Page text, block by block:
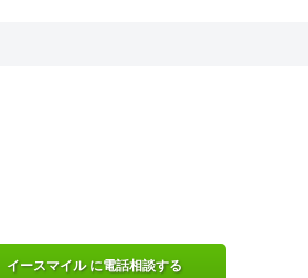
イースマイル に電話相談する